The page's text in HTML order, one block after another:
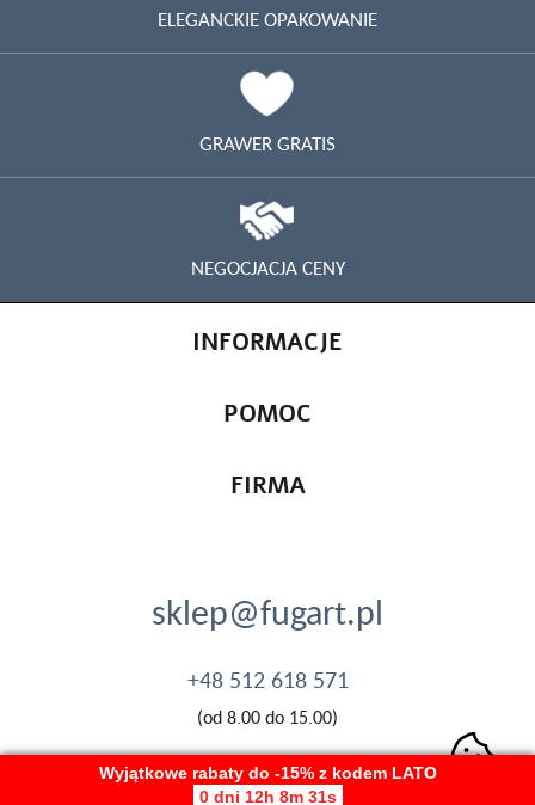
Wyjątkowe rabaty do -15% z kodem LATO
0 dni 12h 8m 30s
ELEGANCKIE OPAKOWANIE
GRAWER GRATIS
NEGOCJACJA CENY
INFORMACJE
POMOC
FIRMA
sklep@fugart.pl
+48 512 618 571
(od 8.00 do 15.00)